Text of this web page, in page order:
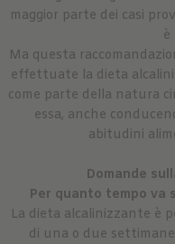
maggior parte dei casi
è
Ma questa
effettuate la dieta
come parte della natura
essa, anche
abitudini
Domande
Per quanto tempo va
La dieta alcalinizzante è
di una o due